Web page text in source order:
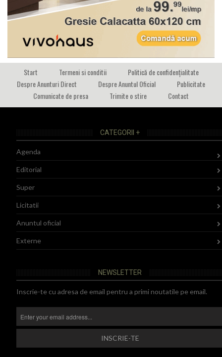
Start Termeni si conditii
Politică de confidențialitate
Despre Anunturi Direct
Despre Anuntul Oficial
Publicitate
Comunicate de presa
Trimite o stire Contact
CATEGORII +
Agenda
Editorial
Super
Licitatii
Anuntul oficial
Externe
NEWSLETTER
Inscrie-te cu adresa de email pentru a primi noutatile pe email.